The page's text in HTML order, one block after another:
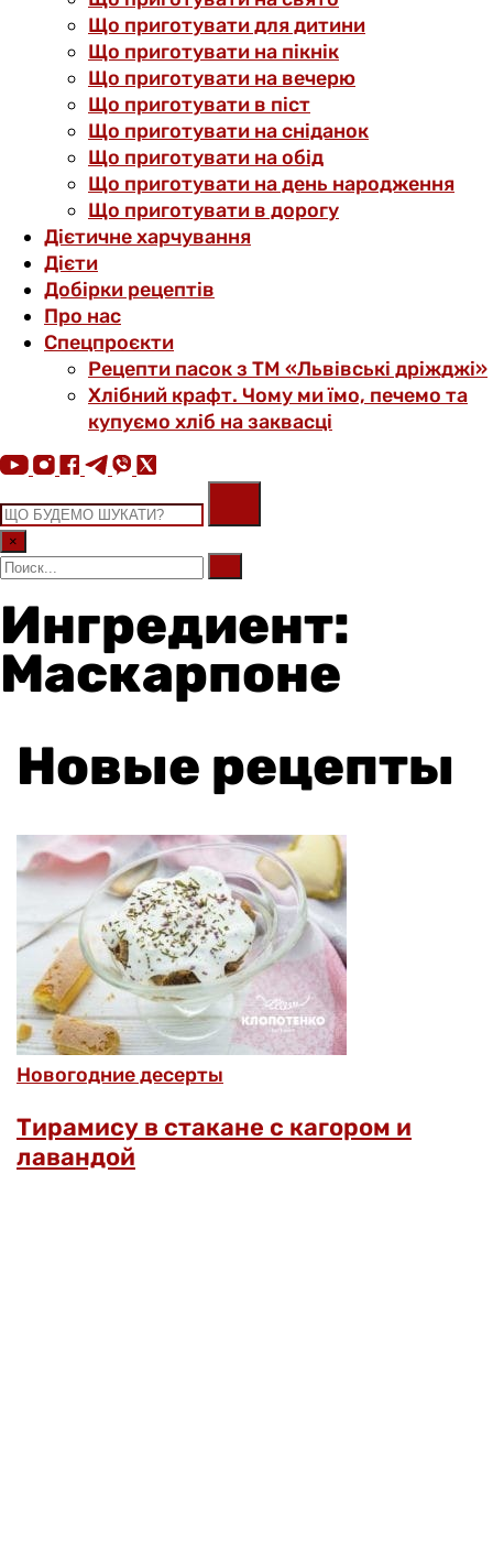
Що приготувати для дитини
Що приготувати на пікнік
Що приготувати на вечерю
Що приготувати в піст
Що приготувати на сніданок
Що приготувати на обід
Що приготувати на день народження
Що приготувати в дорогу
Дієтичне харчування
Дієти
Добірки рецептів
Про нас
Спецпроєкти
Рецепти пасок з ТМ «Львівські дріжджі»
Хлібний крафт. Чому ми їмо, печемо та
купуємо хліб на заквасці
×
Ингредиент:
Маскарпоне
Новые рецепты
Новогодние десерты
Тирамису в стакане с кагором и
лавандой